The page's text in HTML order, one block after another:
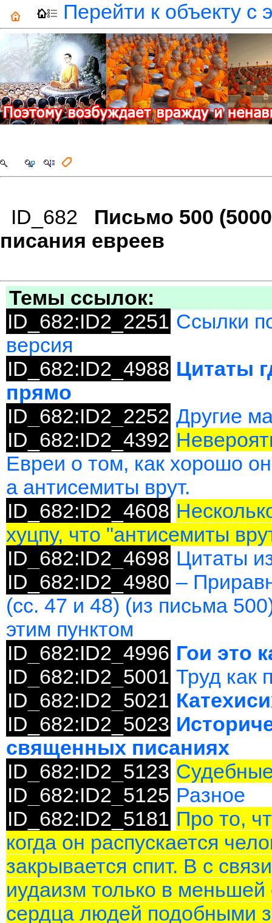
Перейти к объекту с
ID_682 Письмо 500
писания евреев
Темы ссылок:
ID_682:ID2_2251 Ссылки
версия
ID_682:ID2_4988 Цитаты
прямо
ID_682:ID2_2252 Другие
ID_682:ID2_4392
Евреи о том, как хорошо
а антисемиты врут.
ID_682:ID2_4608
хуцпу, что "антисемиты
ID_682:ID2_4698 Цитаты
ID_682:ID2_4980 –
(сс. 47 и 48) (из письма
этим пунктом
ID_682:ID2_4996 Гои это
ID_682:ID2_5001 Труд как
ID_682:ID2_5021
ID_682:ID2_5023
священных писаниях
ID_682:ID2_5123
ID_682:ID2_5125 Разное
ID_682:ID2_5181 Про то,
когда он распускается
закрывается спит. В с
иудаизм только в
сердца людей подобными